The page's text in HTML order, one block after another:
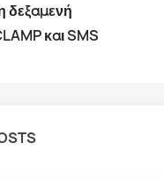
δεξαμενή
και SMS